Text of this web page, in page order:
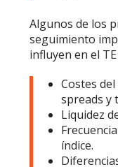
Algunos de los
seguimiento
influyen en el
Costes
spreads y
Liquidez
índice.